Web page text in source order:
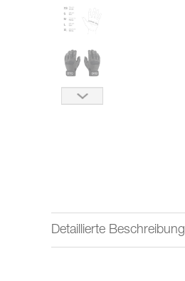
Detaillierte Beschreibung